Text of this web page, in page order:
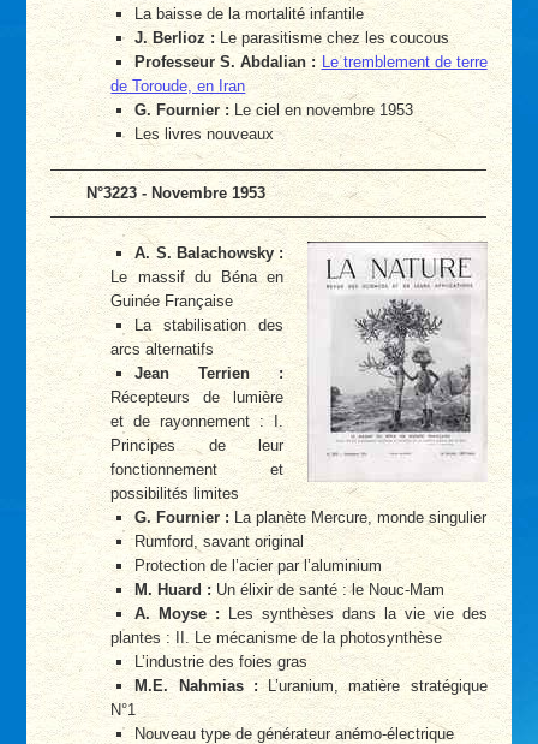
La baisse de la mortalité infantile
J. Berlioz : Le parasitisme chez les coucous
Professeur S. Abdalian :
Le tremblement de terre
de Toroude, en Iran
G. Fournier : Le ciel en novembre 1953
Les livres nouveaux
N°3223 - Novembre 1953
A. S. Balachowsky :
Le massif du Béna en
Guinée Française
La stabilisation des
arcs alternatifs
Jean Terrien :
Récepteurs de lumière
et de rayonnement : I.
Principes de leur
fonctionnement et
possibilités limites
G. Fournier : La planète Mercure, monde singulier
Rumford, savant original
Protection de l’acier par l’aluminium
M. Huard :Un élixir de santé : le Nouc-Mam
A. Moyse : Les synthèses dans la vie vie des
plantes : II. Le mécanisme de la photosynthèse
L’industrie des foies gras
M.E. Nahmias :L’uranium, matière stratégique
N°1
Nouveau type de générateur anémo-électrique